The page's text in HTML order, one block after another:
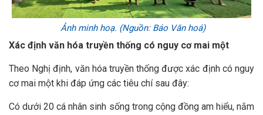
Ảnh minh hoạ. (Nguồn: Báo Văn hoá)
Xác định văn hóa truyền thống có nguy cơ mai một
Theo Nghị định, văn hóa truyền thống được xác định có nguy
cơ mai một khi đáp ứng các tiêu chí sau đây:
Có dưới 20 cá nhân sinh sống trong cộng đồng am hiểu, nắm